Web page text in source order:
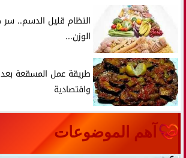
النظام قليل الدسم..
الوزن...
طريقة عمل المسقعة
واقتصادية
آهم الموضوعات